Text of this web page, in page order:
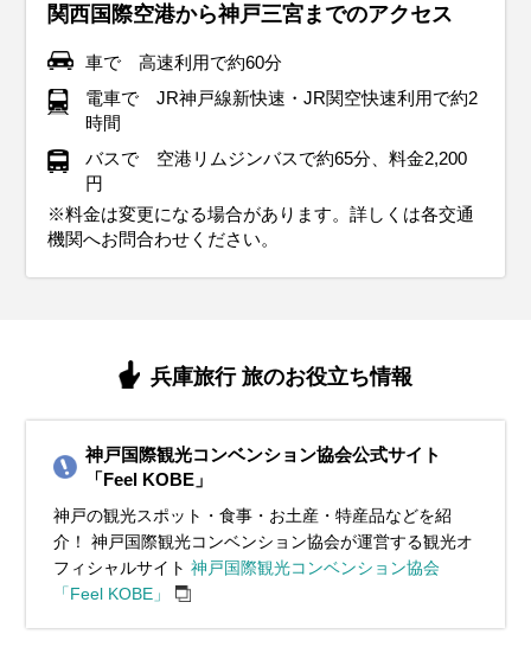
関西国際空港から神戸三宮までのアクセス
車で 高速利用で約60分
電車で JR神戸線新快速・JR関空快速利用で約2
時間
バスで 空港リムジンバスで約65分、料金2,200
円
※料金は変更になる場合があります。詳しくは各交通
機関へお問合わせください。
兵庫旅行 旅のお役立ち情報
神戸国際観光コンベンション協会公式サイト
「Feel KOBE」
神戸の観光スポット・食事・お土産・特産品などを紹
介！ 神戸国際観光コンベンション協会が運営する観光オ
フィシャルサイト 神戸国際観光コンベンション協会
「Feel KOBE」